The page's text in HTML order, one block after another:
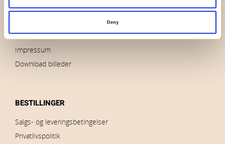
Deny
Nyheder
Brands
Impressum
Download billeder
BESTILLINGER
Salgs- og leveringsbetingelser
Privatlivspolitik